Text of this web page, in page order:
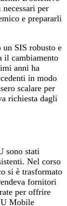
per
e prepararli
SIS robusto e
il cambiamento
anni ha
in modo
scalare per
richiesta dagli
sono stati
Nel corso
si è trasformato
fornitori
per offrire
Mobile